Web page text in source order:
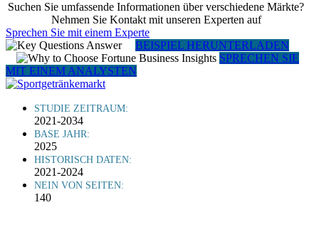
Suchen Sie umfassende Informationen über verschiedene Märkte?
Nehmen Sie Kontakt mit unseren Experten auf
Sprechen Sie mit einem Experte
BEISPIEL HERUNTERLADEN
SPRECHEN SIE
MIT EINEM ANALYSTEN
STUDIE ZEITRAUM:
2021-2034
BASE JAHR:
2025
HISTORISCH DATEN:
2021-2024
NEIN VON SEITEN:
140